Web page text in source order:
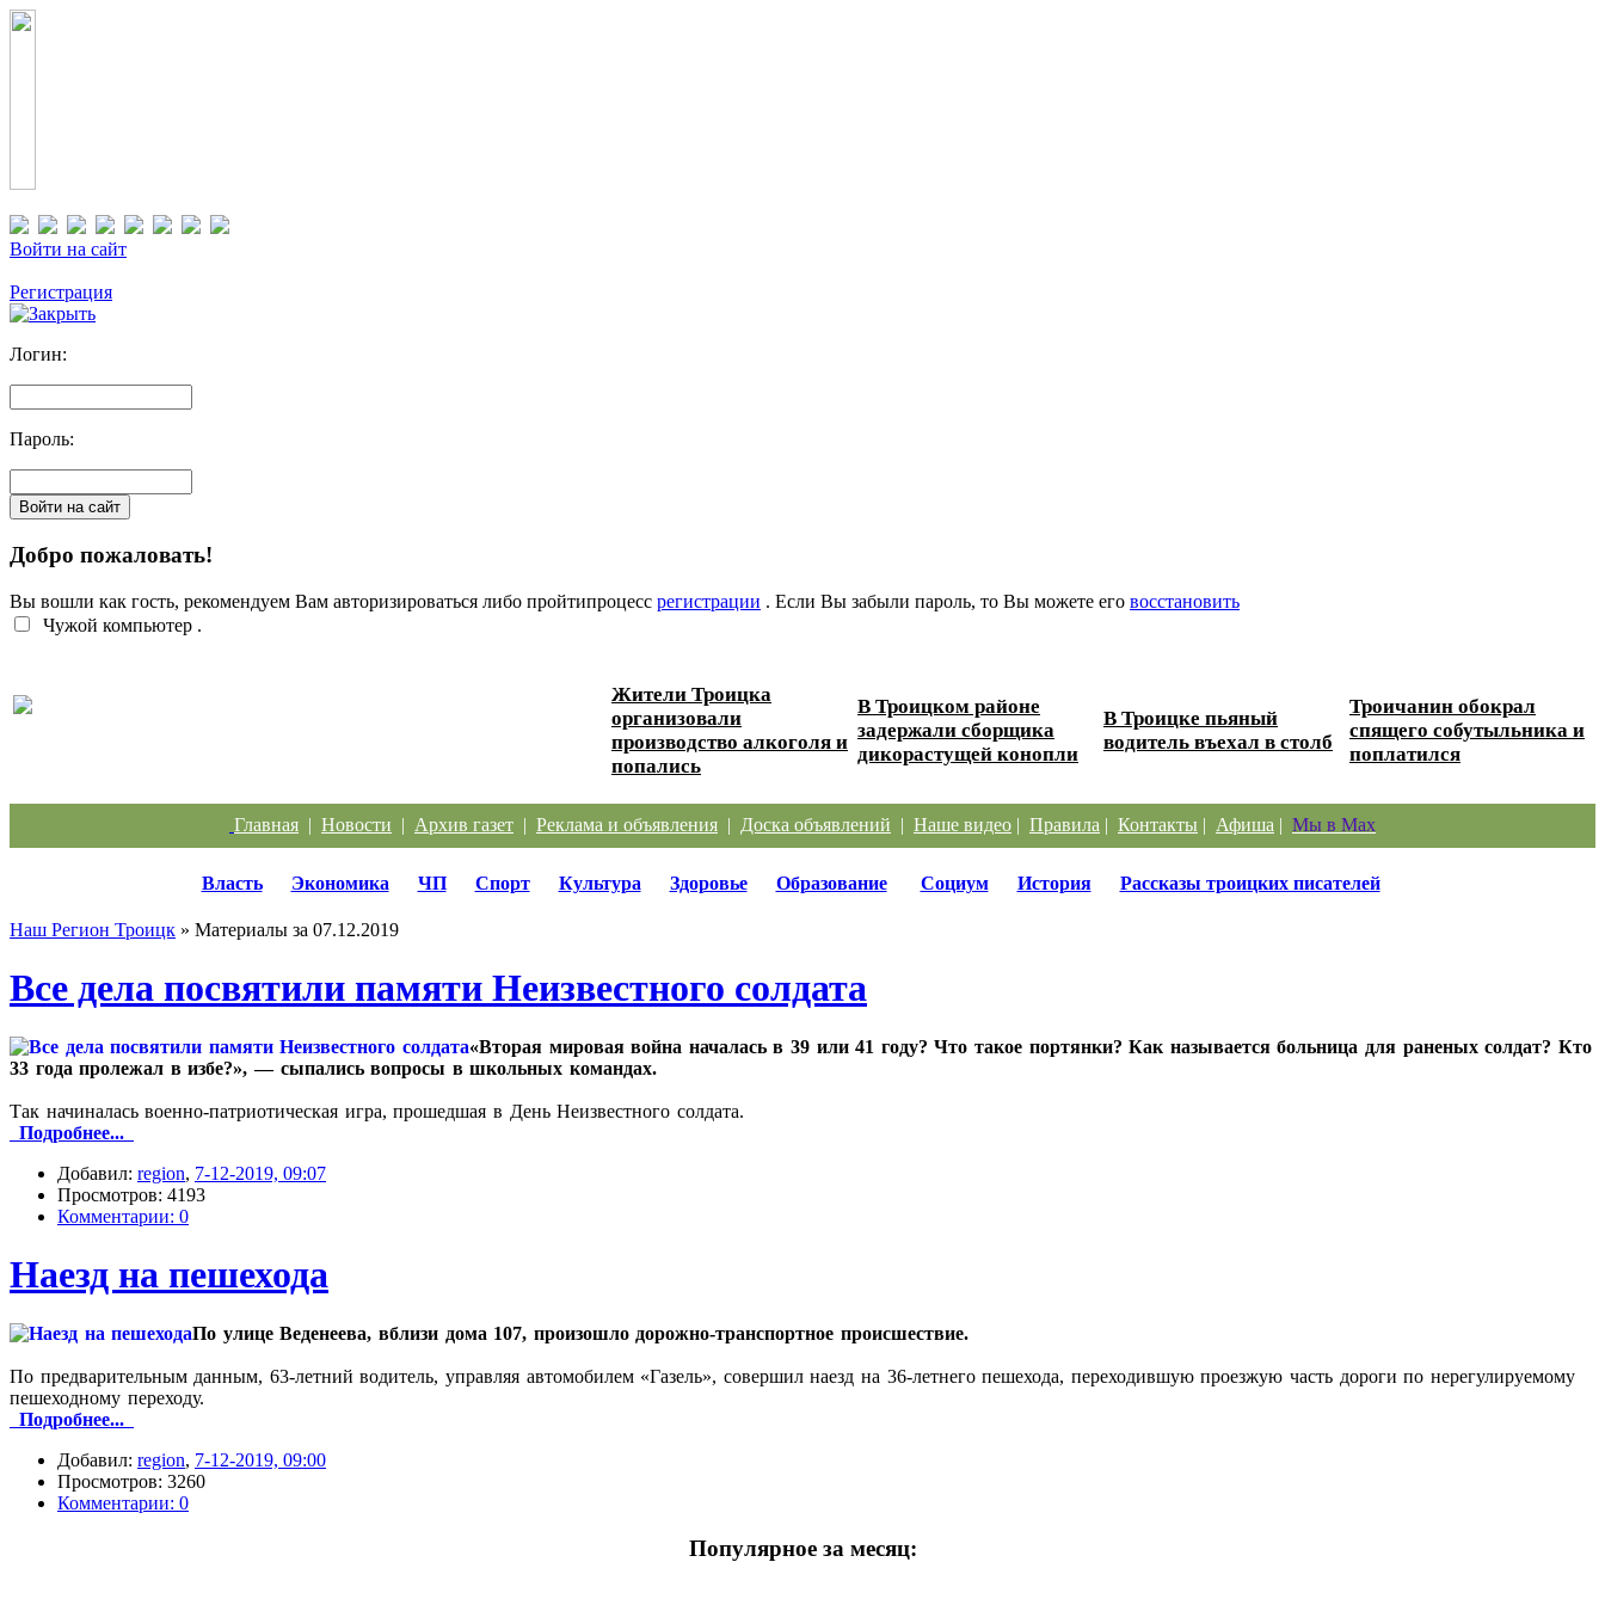
Войти на сайт
Регистрация
Логин:
Пароль:
Добро пожаловать!
Вы вошли как гость, рекомендуем Вам авторизироваться либо пройтипроцесс регистрации . Если Вы забыли пароль, то Вы можете его восстановить
Чужой компьютер .
Жители Троицка
организовали
производство алкоголя и
попались
В Троицком районе
задержали сборщика
дикорастущей конопли
В Троицке пьяный
водитель въехал в столб
Троичанин обокрал
спящего собутыльника и
поплатился
Главная | Новости | Архив газет | Реклама и объявления | Доска объявлений | Наше видео | Правила | Контакты | Афиша | Мы в Max
Власть Экономика ЧП Спорт Культура Здоровье Образование Социум История Рассказы троицких писателей
Наш Регион Троицк » Материалы за 07.12.2019
Все дела посвятили памяти Неизвестного солдата
«Вторая мировая война началась в 39 или 41 году? Что такое портянки? Как называется больница для раненых солдат? Кто
33 года пролежал в избе?», — сыпались вопросы в школьных командах.
Так начиналась военно-патриотическая игра, прошедшая в День Неизвестного солдата.
Подробнее...
Добавил: region, 7-12-2019, 09:07
Просмотров: 4193
Комментарии: 0
Наезд на пешехода
По улице Веденеева, вблизи дома 107, произошло дорожно-транспортное происшествие.
По предварительным данным, 63‑летний водитель, управляя автомобилем «Газель», совершил наезд на 36‑летнего пешехода, переходившую проезжую часть дороги по нерегулируемому
пешеходному переходу.
Подробнее...
Добавил: region, 7-12-2019, 09:00
Просмотров: 3260
Комментарии: 0
Популярное за месяц: